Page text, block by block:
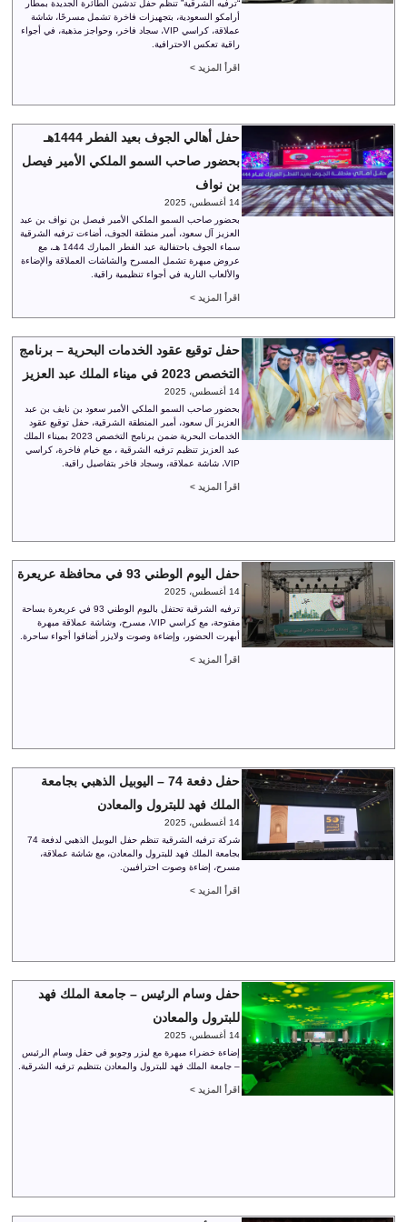
“ترفيه الشرقية” تنظم حفل تدشين الطائرة الجديدة بمطار
أرامكو السعودية، بتجهيزات فاخرة تشمل مسرحًا، شاشة
عملاقة، كراسي VIP، سجاد فاخر، وحواجز مذهبة، في أجواء
راقية تعكس الاحترافية.
اقرأ المزيد >
حفل أهالي الجوف بعيد الفطر 1444هـ
بحضور صاحب السمو الملكي الأمير فيصل
بن نواف
14 أغسطس، 2025
بحضور صاحب السمو الملكي الأمير فيصل بن نواف بن عبد
العزيز آل سعود، أمير منطقة الجوف، أضاءت ترفيه الشرقية
سماء الجوف باحتفالية عيد الفطر المبارك 1444 هـ، مع
عروض مبهرة تشمل المسرح والشاشات العملاقة والإضاءة
والألعاب النارية في أجواء تنظيمية راقية.
اقرأ المزيد >
حفل توقيع عقود الخدمات البحرية – برنامج
التخصص 2023 في ميناء الملك عبد العزيز
14 أغسطس، 2025
بحضور صاحب السمو الملكي الأمير سعود بن نايف بن عبد
العزيز آل سعود، أمير المنطقة الشرقية، حفل توقيع عقود
الخدمات البحرية ضمن برنامج التخصص 2023 بميناء الملك
عبد العزيز تنظيم ترفيه الشرقية ، مع خيام فاخرة، كراسي
VIP، شاشة عملاقة، وسجاد فاخر بتفاصيل راقية.
اقرأ المزيد >
حفل اليوم الوطني 93 في محافظة عريعرة
14 أغسطس، 2025
ترفيه الشرقية تحتفل باليوم الوطني 93 في عريعرة بساحة
مفتوحة، مع كراسي VIP، مسرح، وشاشة عملاقة مبهرة
أبهرت الحضور، وإضاءة وصوت ولايزر أضافوا أجواء ساحرة.
اقرأ المزيد >
حفل دفعة 74 – اليوبيل الذهبي بجامعة
الملك فهد للبترول والمعادن
14 أغسطس، 2025
شركة ترفيه الشرقية تنظم حفل اليوبيل الذهبي لدفعة 74
بجامعة الملك فهد للبترول والمعادن، مع شاشة عملاقة،
مسرح، إضاءة وصوت احترافيين.
اقرأ المزيد >
حفل وسام الرئيس – جامعة الملك فهد
للبترول والمعادن
14 أغسطس، 2025
إضاءة خضراء مبهرة مع ليزر وجوبو في حفل وسام الرئيس
– جامعة الملك فهد للبترول والمعادن بتنظيم ترفيه الشرقية.
اقرأ المزيد >